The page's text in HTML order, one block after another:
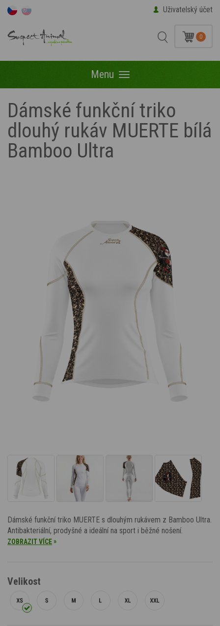
Uživatelský účet
0
Menu Menu
Dámské funkční triko
dlouhý rukáv MUERTE bílá
Bamboo Ultra
Dámské funkční triko MUERTE s dlouhým rukávem z Bamboo Ultra.
Antibakteriální, prodyšné a ideální na sport i běžné nošení.
ZOBRAZIT VÍCE»
Velikost